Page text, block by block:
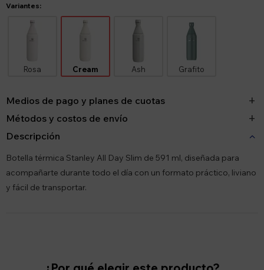
Variantes:
Rosa Cream Ash Grafito
Medios de pago y planes de cuotas
Métodos y costos de envío
Descripción
Botella térmica Stanley All Day Slim de 591 ml, diseñada para
acompañarte durante todo el día con un formato práctico, liviano
y fácil de transportar.